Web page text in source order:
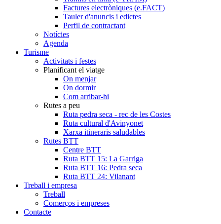
Factures electròniques (e.FACT)
Tauler d'anuncis i edictes
Perfil de contractant
Notícies
Agenda
Turisme
Activitats i festes
Planificant el viatge
On menjar
On dormir
Com arribar-hi
Rutes a peu
Ruta pedra seca - rec de les Costes
Ruta cultural d'Avinyonet
Xarxa itineraris saludables
Rutes BTT
Centre BTT
Ruta BTT 15: La Garriga
Ruta BTT 16: Pedra seca
Ruta BTT 24: Vilanant
Treball i empresa
Treball
Comerços i empreses
Contacte